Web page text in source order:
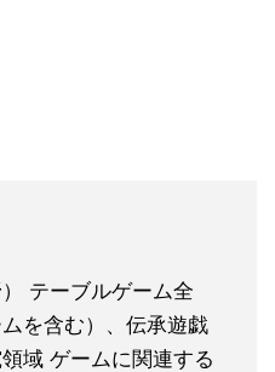
テーブルゲーム全
を含む）、伝承遊戯
域 ゲームに関連する